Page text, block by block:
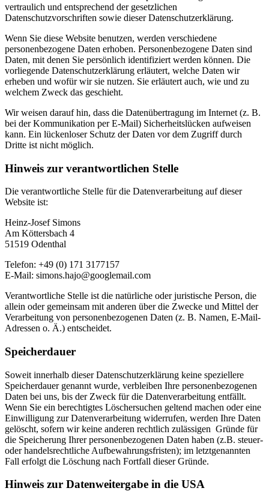
vertraulich und entsprechend der gesetzlichen
Datenschutzvorschriften sowie dieser Datenschutzerklärung.
Wenn Sie diese Website benutzen, werden verschiedene
personenbezogene Daten erhoben. Personenbezogene Daten sind
Daten, mit denen Sie persönlich identifiziert werden können. Die
vorliegende Datenschutzerklärung erläutert, welche Daten wir
erheben und wofür wir sie nutzen. Sie erläutert auch, wie und zu
welchem Zweck das geschieht.
Wir weisen darauf hin, dass die Datenübertragung im Internet (z. B.
bei der Kommunikation per E-Mail) Sicherheitslücken aufweisen
kann. Ein lückenloser Schutz der Daten vor dem Zugriff durch
Dritte ist nicht möglich.
Hinweis zur verantwortlichen Stelle
Die verantwortliche Stelle für die Datenverarbeitung auf dieser
Website ist:
Heinz-Josef Simons
Am Köttersbach 4
51519 Odenthal
Telefon: +49 (0) 171 3177157
E-Mail: simons.hajo@googlemail.com
Verantwortliche Stelle ist die natürliche oder juristische Person, die
allein oder gemeinsam mit anderen über die Zwecke und Mittel der
Verarbeitung von personenbezogenen Daten (z. B. Namen, E-Mail-
Adressen o. Ä.) entscheidet.
Speicherdauer
Soweit innerhalb dieser Datenschutzerklärung keine speziellere
Speicherdauer genannt wurde, verbleiben Ihre personenbezogenen
Daten bei uns, bis der Zweck für die Datenverarbeitung entfällt.
Wenn Sie ein berechtigtes Löschersuchen geltend machen oder eine
Einwilligung zur Datenverarbeitung widerrufen, werden Ihre Daten
gelöscht, sofern wir keine anderen rechtlich zulässigen Gründe für
die Speicherung Ihrer personenbezogenen Daten haben (z.B. steuer-
oder handelsrechtliche Aufbewahrungsfristen); im letztgenannten
Fall erfolgt die Löschung nach Fortfall dieser Gründe.
Hinweis zur Datenweitergabe in die USA